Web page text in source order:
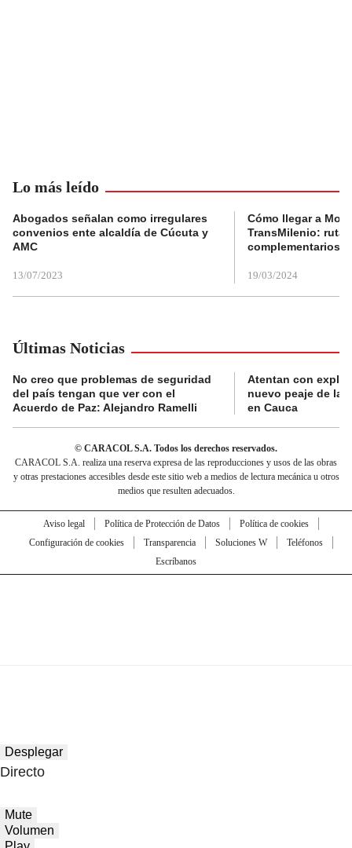
Lo más leído
Abogados señalan como irregulares
convenios ente alcaldía de Cúcuta y
AMC
13/07/2023
Cómo llegar a
TransMilenio:
complementarios
19/03/2024
Últimas Noticias
No creo que problemas de seguridad
del país tengan que ver con el
Acuerdo de Paz: Alejandro Ramelli
Atentan con
nuevo peaje de la
en Cauca
© CARACOL S.A. Todos los derechos reservados.
CARACOL S.A. realiza una reserva expresa de las reproducciones y usos de las obras
y otras prestaciones accesibles desde este sitio web a medios de lectura mecánica u otros
medios que resulten adecuados.
Aviso legal Política de Protección de Datos
Política de cookies
Configuración de cookies
Transparencia Soluciones W
Teléfonos
Escríbanos
Desplegar
Directo
Mute
Volumen